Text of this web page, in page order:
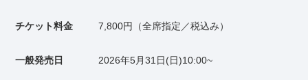
チケット料金 7,800円（全席指定／税込み）
一般発売日 2026年5月31日(日)10:00~